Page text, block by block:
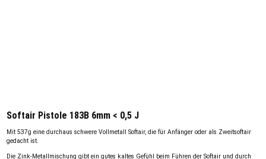
Softair Pistole 183B 6mm < 0,5 J
Mit 537g eine durchaus schwere Vollmetall Softair, die für Anfänger oder als Zweitsoftair
gedacht ist.
Die Zink-Metallmischung gibt ein gutes kaltes Gefühl beim Führen der Softair und durch